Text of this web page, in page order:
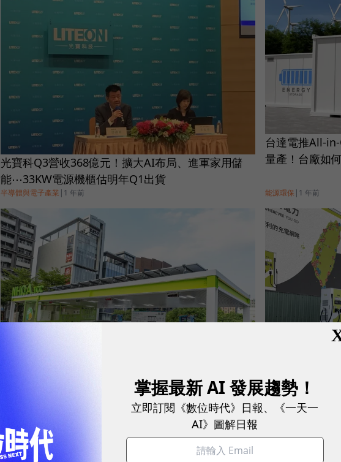
光寶科Q3營收368億元！擴大AI布局、進軍家用儲
能⋯33KW電源機櫃估明年Q1出貨
半導體與電子產業 | 1 年前
台達電推All-
量產！台廠如
能源環保 | 1 年前
台泥砸近12億元收購NHOA股權11.13%！為何台泥
要買斷子公司？股票下市有優勢嗎？
能源環保| 2 年前
三地能源將重
做到？盤點最
能源環保|2 年前
掌握最新 AI 發展趨勢！
立即訂閱《數位時代》日報、《一天一
AI》圖解日報